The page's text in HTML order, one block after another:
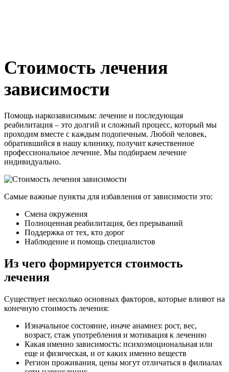
Стоимость лечения
зависимости
Помощь наркозависимым: лечение и последующая
реабилитация – это долгий и сложный процесс, который мы
проходим вместе с каждым подопечным. Любой человек,
обратившийся в нашу клинику, получит качественное
профессиональное лечение. Мы подбираем лечение
индивидуально.
Самые важные пункты для избавления от зависимости это:
Смена окружения
Полноценная реабилитация, без прерываний
Поддержка от тех, кто дорог
Наблюдение и помощь специалистов
Из чего формируется стоимость
лечения
Существует несколько основных факторов, которые влияют на
конечную стоимость лечения:
Изначальное состояние, иначе анамнез: рост, вес,
возраст, стаж употребления и мотивация к лечению
Какая именно зависимость: психоэмоциональная или
еще и физическая, и от каких именно веществ
Регион проживания, цены могут отличаться в филиалах